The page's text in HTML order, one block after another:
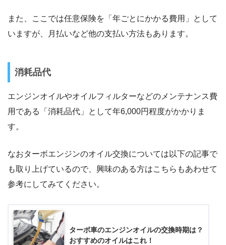
また、ここでは任意保険を「年ごとにかかる費用」として
いますが、月払いなど他の支払い方法もあります。
消耗品代
エンジンオイルやオイルフィルターなどのメンテナンス費
用である「消耗品代」として年6,000円程度がかかりま
す。
なおターボエンジンのオイル交換については以下の記事で
も取り上げているので、興味のある方はこちらもあわせて
参考にしてみてください。
ターボ車のエンジンオイルの交換時期は？
おすすめのオイルはこれ！